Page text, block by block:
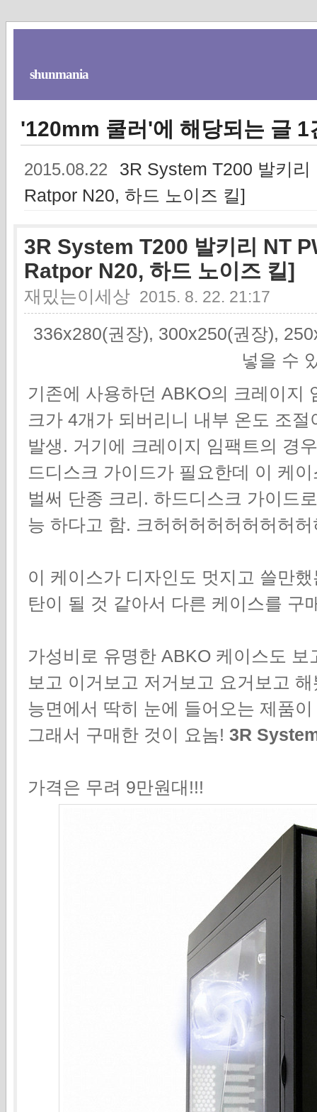
shunmania
'120mm 쿨러'에 해당되는 글 1
2015.08.22
3R System T200 발키
Ratpor N20, 하드 노이즈 킬]
3R System T200 발키리 NT
Ratpor N20, 하드 노이즈 킬]
재밌는이세상 2015. 8. 22. 21:17
336x280(권장), 300x250(권장),
넣을 수
기존에 사용하던 ABKO의 크레이지
크가 4개가 되버리니 내부 온도 조
발생. 거기에 크레이지 임팩트의 경
드디스크 가이드가 필요한데 이 케
벌써 단종 크리. 하드디스크 가이드
능 하다고 함. 크허허허허허허허허
이 케이스가 디자인도 멋지고 쓸만
탄이 될 것 같아서 다른 케이스를 구
가성비로 유명한 ABKO 케이스도
보고 이거보고 저거보고 요거보고
능면에서 딱히 눈에 들어오는 제품
그래서 구매한 것이 요놈! 3R
가격은 무려 9만원대!!!